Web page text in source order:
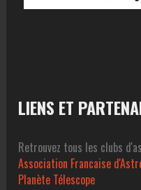
LIENS ET
Retrouvez tous les clubs
Association Francaise
Planète Télescope